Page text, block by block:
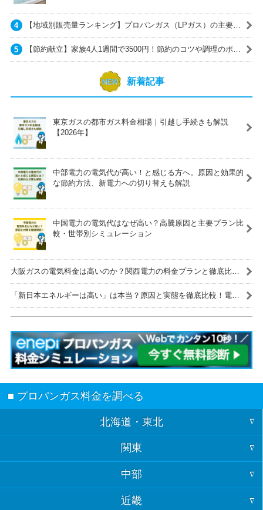
【地域別販売量ランキング】プロパンガス（LPガス）の主要ガ
ス会社一覧
【節約献立】家族4人1週間で3500円！節約のコツや調理のポイ
ントも紹介
新着記事
東京ガスの都市ガス料金相場｜引越し手続きも解説
【2026年】
中部電力の電気代が高い！と感じる方へ。原因と効果的
な節約方法、新電力への切り替えも解説
中国電力の電気代はなぜ高い？高騰原因と主要プラン比
較・世帯別シミュレーション
大阪ガスの電気料金は高いのか？関西電力の料金プランと徹底比
較！
「新日本エネルギーは高い」は本当？原因と実態を徹底比較！電気
代を安くする解決策も紹介
■ プロパンガス料金を調べる
北海道・東北
北海道
青森
岩手
関東
東京
神奈川
中部
福井
近畿